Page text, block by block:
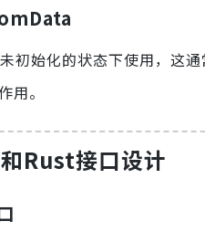
初始化的状态下使用，这
用。
Rust接口设计